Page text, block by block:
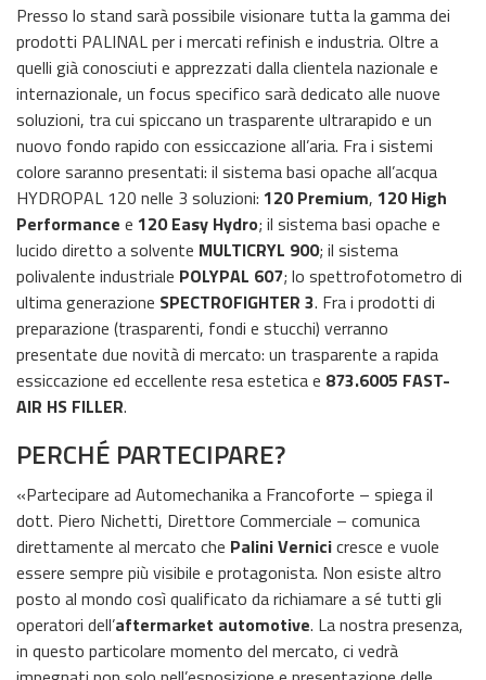
Presso lo stand sarà possibile visionare tutta la gamma dei
prodotti PALINAL per i mercati refinish e industria. Oltre a
quelli già conosciuti e apprezzati dalla clientela nazionale e
internazionale, un focus specifico sarà dedicato alle nuove
soluzioni, tra cui spiccano un trasparente ultrarapido e un
nuovo fondo rapido con essiccazione all’aria. Fra i sistemi
colore saranno presentati: il sistema basi opache all’acqua
HYDROPAL 120 nelle 3 soluzioni: 120 Premium, 120 High
Performance e 120 Easy Hydro; il sistema basi opache e
lucido diretto a solvente MULTICRYL 900; il sistema
polivalente industriale POLYPAL 607; lo spettrofotometro di
ultima generazione SPECTROFIGHTER 3. Fra i prodotti di
preparazione (trasparenti, fondi e stucchi) verranno
presentate due novità di mercato: un trasparente a rapida
essiccazione ed eccellente resa estetica e 873.6005 FAST-
AIR HS FILLER.
PERCHÉ PARTECIPARE?
«Partecipare ad Automechanika a Francoforte – spiega il
dott. Piero Nichetti, Direttore Commerciale – comunica
direttamente al mercato che Palini Vernicicresce e vuole
essere sempre più visibile e protagonista. Non esiste altro
posto al mondo così qualificato da richiamare a sé tutti gli
operatori dell’aftermarket automotive. La nostra presenza,
in questo particolare momento del mercato, ci vedrà